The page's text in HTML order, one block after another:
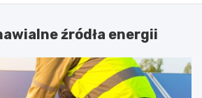
źródła energii